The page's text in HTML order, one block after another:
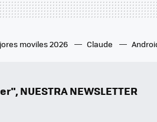
moviles 2026 Claude
NUESTRA NEWSLETTER